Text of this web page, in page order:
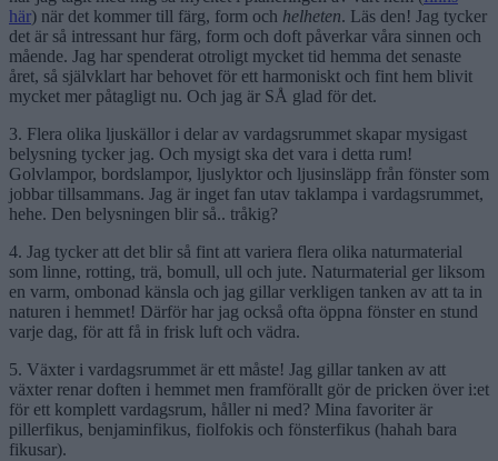
här) när det kommer till färg, form och helheten. Läs den! Jag tycker
det är så intressant hur färg, form och doft påverkar våra sinnen och
mående. Jag har spenderat otroligt mycket tid hemma det senaste
året, så självklart har behovet för ett harmoniskt och fint hem blivit
mycket mer påtagligt nu. Och jag är SÅ glad för det.
3. Flera olika ljuskällor i delar av vardagsrummet skapar mysigast
belysning tycker jag. Och mysigt ska det vara i detta rum!
Golvlampor, bordslampor, ljuslyktor och ljusinsläpp från fönster som
jobbar tillsammans. Jag är inget fan utav taklampa i vardagsrummet,
hehe. Den belysningen blir så.. tråkig?
4. Jag tycker att det blir så fint att variera flera olika naturmaterial
som linne, rotting, trä, bomull, ull och jute. Naturmaterial ger liksom
en varm, ombonad känsla och jag gillar verkligen tanken av att ta in
naturen i hemmet! Därför har jag också ofta öppna fönster en stund
varje dag, för att få in frisk luft och vädra.
5. Växter i vardagsrummet är ett måste! Jag gillar tanken av att
växter renar doften i hemmet men framförallt gör de pricken över i:et
för ett komplett vardagsrum, håller ni med? Mina favoriter är
pillerfikus, benjaminfikus, fiolfokis och fönsterfikus (hahah bara
fikusar).